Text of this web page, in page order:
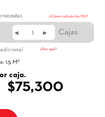
necesitas ¿Cómo calculo los M2?
◀ ▶ Cajas
¿Por qué?
1.5 M 2
caja.
$75,300